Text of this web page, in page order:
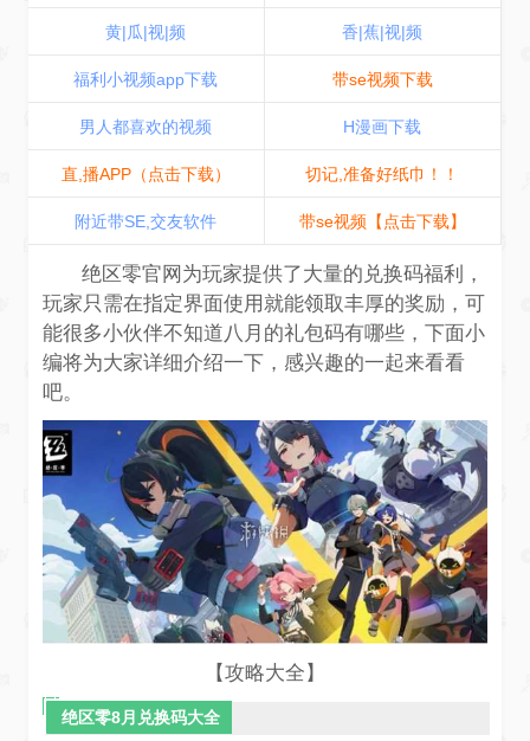
黄|瓜|视|频 香|蕉|视|频
福利小视频app下载 带se视频下载
男人都喜欢的视频 H漫画下载
直,播APP（点击下载） 切记,准备好纸巾！！
附近带SE,交友软件 带se视频【点击下载】
绝区零官网为玩家提供了大量的兑换码福利，
玩家只需在指定界面使用就能领取丰厚的奖励，可
能很多小伙伴不知道八月的礼包码有哪些，下面小
编将为大家详细介绍一下，感兴趣的一起来看看
吧。
【攻略大全 】
绝区零8月兑换码大全